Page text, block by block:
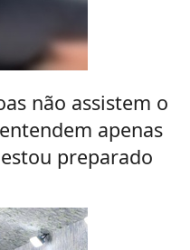
não assistem o
apenas
preparado